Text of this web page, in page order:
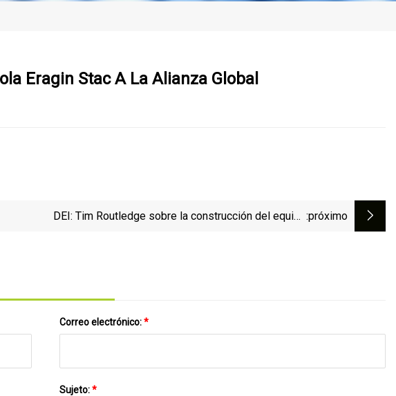
Eragin Stac A La Alianza Global
DEI: Tim Routledge sobre la construcción del equipo :próximo
Correo electrónico:*
Sujeto:*